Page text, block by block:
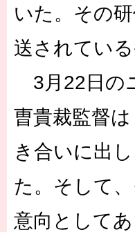
いた。その
送されてい
3月22日の
曺貴裁監督
き合いに出
た。そして
意向として